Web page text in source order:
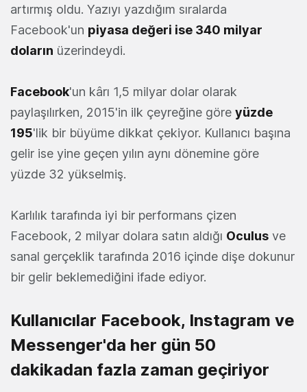
artırmış oldu. Yazıyı yazdığım sıralarda
Facebook'un piyasa değeri ise 340 milyar
doların üzerindeydi.
Facebook'un kârı 1,5 milyar dolar olarak
paylaşılırken, 2015'in ilk çeyreğine göre yüzde
195'lik bir büyüme dikkat çekiyor. Kullanıcı başına
gelir ise yine geçen yılın aynı dönemine göre
yüzde 32 yükselmiş.
Karlılık tarafında iyi bir performans çizen
Facebook, 2 milyar dolara satın aldığı Oculus ve
sanal gerçeklik tarafında 2016 içinde dişe dokunur
bir gelir beklemediğini ifade ediyor.
Kullanıcılar Facebook, Instagram ve
Messenger'da her gün 50
dakikadan fazla zaman geçiriyor